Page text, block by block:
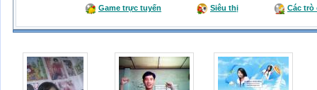
Game trực tuyến Siêu thị Các trò